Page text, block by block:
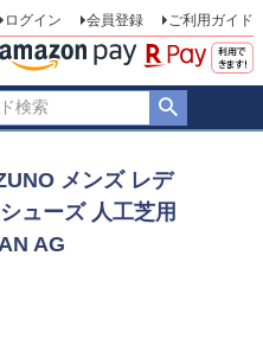
ログイン 会員登録 ご利用ガイド
メンズ レデ
ューズ 人工芝用
AG